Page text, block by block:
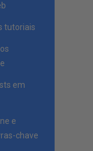
tutoriais
em
e
chave